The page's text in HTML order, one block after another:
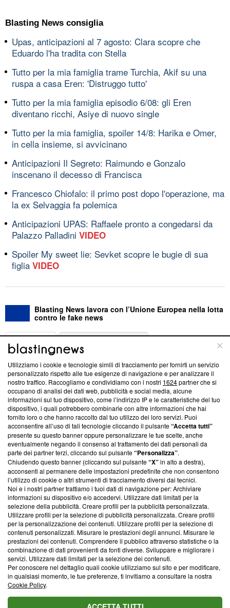
Blasting News consiglia
Upas, anticipazioni al 7 agosto: Clara scopre che
Eduardo l'ha tradita con Stella
Tutto per la mia famiglia trame Turchia, Akif su una
ruspa a casa Eren: 'Distruggo tutto'
Tutto per la mia famiglia episodio 6/08: gli Eren
diventano ricchi, Asiye di nuovo single
Tutto per la mia famiglia, spoiler 14/8: Harika e Omer,
in cella insieme, si avvicinano
Anticipazioni Il Segreto: Raimundo e Gonzalo
inscenano il decesso di Francisca
Francesco Chiofalo: il primo post dopo l'operazione, ma
la ex Selvaggia fa polemica
Anticipazioni UPAS: Raffaele pronto a congedarsi da
Palazzo Palladini VIDEO
Spoiler My sweet lie: Sevket scopre le bugie di sua
figlia VIDEO
Blasting News lavora con l’Unione Europea nella lotta
contro le fake news
ABOUT
Questa sezione offre informazioni trasparenti su Blasting
News, sui nostri processi editoriali e su come ci impegniamo a
creare news di qualità. Inoltre, afferma la nostra aderenza a
‘Trust Project - News with Integrity’Blasting News non è
ancora membro del programma, ma ha richiesto di farne
parte; Trust Project non ha ancora effettuato una verifica di
conformità agli standard.
Su di noi
Team editoriale
Corporate
Redazione
Informativa Privacy
Cookie Policy
Blasting SA, IDI CHE-247.845.224, Via Carlo Frasca, 3 - 6900
Lugano (Svizzera) Tel:+39 0690258937
© 2026 Blasting News
Utilizziamo i cookie e tecnologie simili di tracciamento per fornirti un servizio
personalizzato rispetto alle tue esigenze di navigazione e per analizzare il
nostro traffico. Raccogliamo e condividiamo con i nostri 1624partner che si
occupano di analisi dei dati web, pubblicità e social media, alcune
informazioni sul tuo dispositivo, come l’indirizzo IP e le caratteristiche del tuo
dispositivo, i quali potrebbero combinarle con altre informazioni che hai
fornito loro o che hanno raccolto dal tuo utilizzo dei loro servizi. Puoi
acconsentire all’uso di tali tecnologie cliccando il pulsante“Accetta tutti”
presente su questo banner oppure personalizzare le tue scelte, anche
eventualmente negando il consenso al trattamento dei dati personali da
parte dei partner terzi, cliccando sul pulsante“Personalizza”.
Chiudendo questo banner (cliccando sul pulsante“X”in alto a destra),
acconsenti al permanere delle impostazioni predefinite che non consentono
l’utilizzo di cookie o altri strumenti di tracciamento diversi dai tecnici.
Noi e i nostri partner trattiamo i tuoi dati di navigazione per: Archiviare
informazioni su dispositivo e/o accedervi. Utilizzare dati limitati per la
selezione della pubblicità. Creare profili per la pubblicità personalizzata.
Utilizzare profili per la selezione di pubblicità personalizzata. Creare profili
per la personalizzazione dei contenuti. Utilizzare profili per la selezione di
contenuti personalizzati. Misurare le prestazioni degli annunci. Misurare le
prestazioni dei contenuti. Comprendere il pubblico attraverso statistiche o la
combinazione di dati provenienti da fonti diverse. Sviluppare e migliorare i
servizi. Utilizzare dati limitati per la selezione dei contenuti.
Per conoscere nel dettaglio quali cookie utilizziamo sul sito e per modificare,
in qualsiasi momento, le tue preferenze, ti invitiamo a consultare la nostra
Cookie Policy.